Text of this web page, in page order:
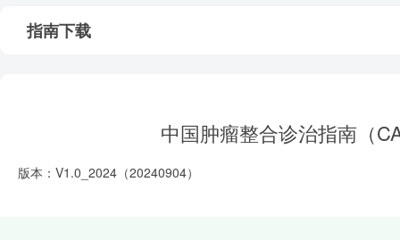
指南下载
中国肿瘤整合诊治指南（
版本：V1.0_2024（20240904）